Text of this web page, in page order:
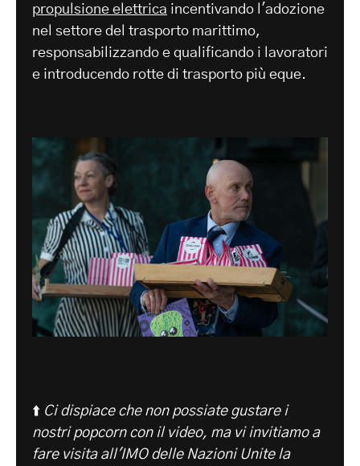
propulsione elettrica incentivando l'adozione
nel settore del trasporto marittimo,
responsabilizzando e qualificando i lavoratori
e introducendo rotte di trasporto più eque.
⬆️ Ci dispiace che non possiate gustare i
nostri popcorn con il video, ma vi invitiamo a
fare visita all'IMO delle Nazioni Unite la